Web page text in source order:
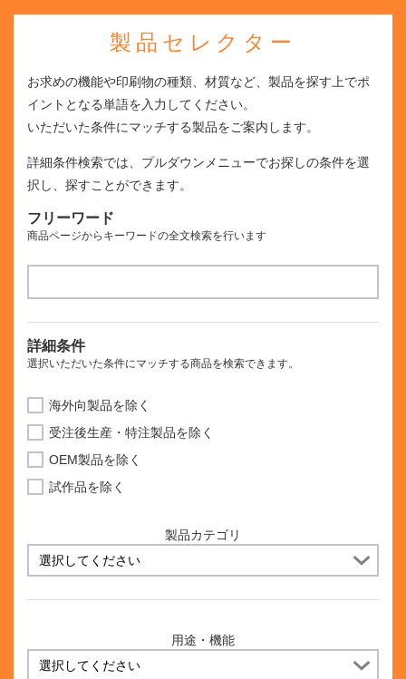
製品セレクター
お求めの機能や印刷物の種類、材質など、製品を探す上でポ
イントとなる単語を入力してください。
いただいた条件にマッチする製品をご案内します。
詳細条件検索では、プルダウンメニューでお探しの条件を選
択し、探すことができます。
フリーワード
商品ページからキーワードの全文検索を行います
詳細条件
選択いただいた条件にマッチする商品を検索できます。
海外向製品を除く
受注後生産・特注製品を除く
OEM製品を除く
試作品を除く
製品カテゴリ
用途・機能